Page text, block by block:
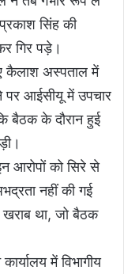
सिंह की
गिर पड़े।
कैलाश अस्पताल में
पर आईसीयू में उपचार
बैठक के दौरान हुई
आरोपों को सिरे से
नहीं की गई
था, जो बैठक
में विभागीय